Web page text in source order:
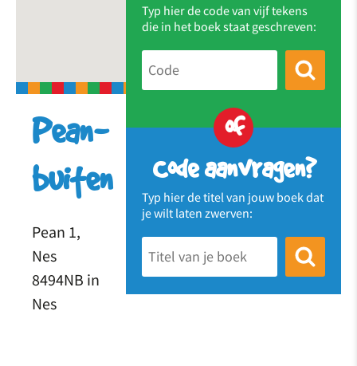
Typ hier de code van vijf tekens
die in het boek staat geschreven:
of
Code aanvragen?
Typ hier de titel van jouw boek dat
je wilt laten zwerven:
Pean-
buiten
Pean 1,
Nes
8494NB in
Nes